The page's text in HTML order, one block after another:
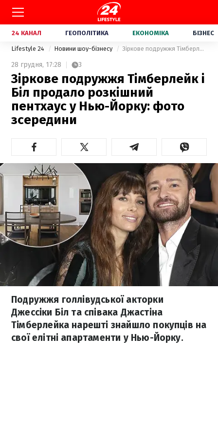
24 КАНАЛ ГЕОПОЛІТИКА ЕКОНОМІКА БІЗНЕС
Lifestyle 24 Новини шоу-бізнесу Зіркове подружжя Тімберлейк і Біл продало розкішний пентхаус у Нью-Йорку: фото зсередини
28 грудня, 17:28 3
Зіркове подружжя Тімберлейк і
Біл продало розкішний
пентхаус у Нью-Йорку: фото
зсередини
Подружжя голлівудської акторки
Джессіки Біл та співака Джастіна
Тімберлейка нарешті знайшло покупців на
свої елітні апартаменти у Нью-Йорку.